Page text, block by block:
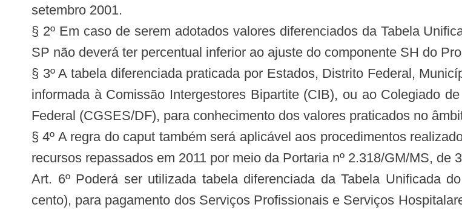
setembro 2001.
§ 2º Em caso de serem adotados valores diferenciados da Tabela
SP não deverá ter percentual inferior ao ajuste do componente SH do
§ 3º A tabela diferenciada praticada por Estados, Distrito Federal,
informada à Comissão Intergestores Bipartite (CIB), ou ao Colegiado
Federal (CGSES/DF), para conhecimento dos valores praticados no
§ 4º A regra do caput também será aplicável aos procedimentos
recursos repassados em 2011 por meio da Portaria nº 2.318/GM/MS, de
Art. 6º Poderá ser utilizada tabela diferenciada da Tabela Unificada
cento), para pagamento dos Serviços Profissionais e Serviços